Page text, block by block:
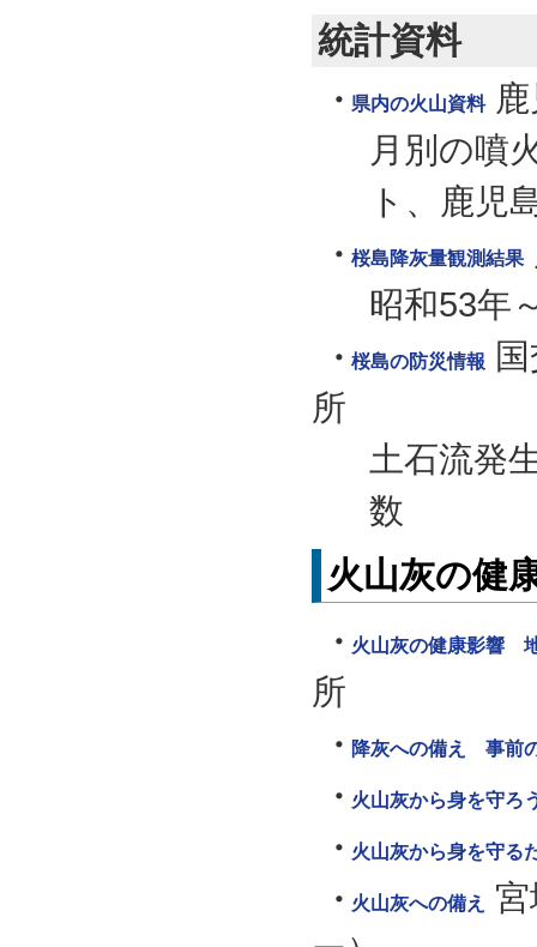
統計資料
県内の火山資料
月別の噴
ト、鹿児
桜島降灰量観測結果
昭和53年
桜島の防災情報
所
土石流発
数
火山灰の健
火山灰の健康影響
所
降灰への備え 事前
火山灰から身を守ろ
火山灰から身を守る
火山灰への備え